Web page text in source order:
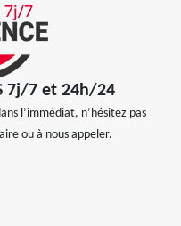
7j/7 et 24h/24
l’immédiat, n’hésitez pas
ou à nous appeler.